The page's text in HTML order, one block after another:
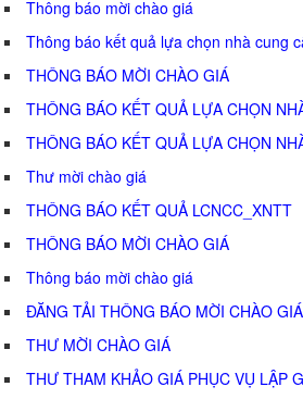
Thông báo mời chào giá
Thông báo kết quả lựa chọn nhà cung
THÔNG BÁO MỜI CHÀO GIÁ
THÔNG BÁO KẾT QUẢ LỰA CHỌN
THÔNG BÁO KẾT QUẢ LỰA CHỌN
Thư mời chào giá
THÔNG BÁO KẾT QUẢ LCNCC_XNTT
THÔNG BÁO MỜI CHÀO GIÁ
Thông báo mời chào giá
ĐĂNG TẢI THÔNG BÁO MỜI CHÀO
THƯ MỜI CHÀO GIÁ
THƯ THAM KHẢO GIÁ PHỤC VỤ LẬP